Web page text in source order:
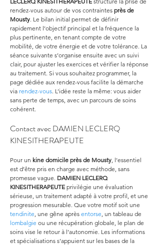
rendez-vous autour de vos contraintes près de
Mousty. Le bilan initial permet de définir
rapidement l’objectif principal et la fréquence la
plus pertinente, en tenant compte de votre
mobilité, de votre énergie et de votre tolérance. La
séance suivante s’organise ensuite avec un suivi
clair, pour ajuster les exercices et vérifier la réponse
au traitement. Si vous souhaitez programmer, la
page dédiée aux rendez-vous facilite la démarche
via rendez-vous. L’idée reste la même: vous aider
sans perte de temps, avec un parcours de soins
cohérent.
Contact avec DAMIEN LECLERQ
KINESITHERAPEUTE
Pour un kine domicile près de Mousty, l’essentiel
est d’être pris en charge avec méthode, sans
promesse vague. DAMIEN LECLERQ
KINESITHERAPEUTE privilégie une évaluation
sérieuse, un traitement adapté à votre profil, et une
progression mesurable. Que votre motif soit une
tendinite, une gêne après entorse, un tableau de
lombalgie ou une récupération globale, le plan de
soins vise le retour à l’autonomie. Les informations
et spécialisations s’appuient sur les bases de la